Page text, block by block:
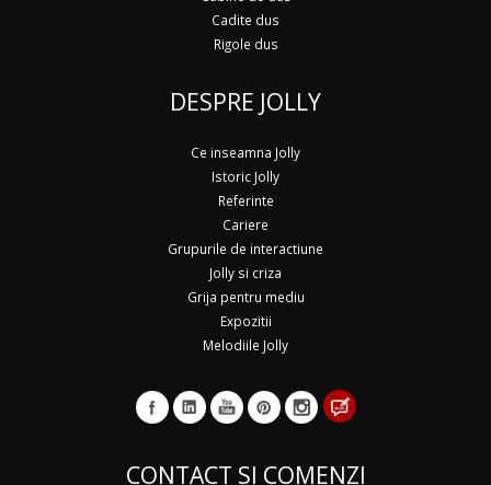
Cadite dus
Rigole dus
DESPRE JOLLY
Ce inseamna Jolly
Istoric Jolly
Referinte
Cariere
Grupurile de interactiune
Jolly si criza
Grija pentru mediu
Expozitii
Melodiile Jolly
CONTACT SI COMENZI